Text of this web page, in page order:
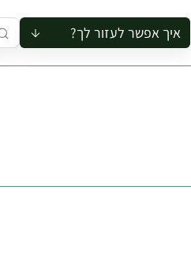
איך אפשר לעזור לך?
להזמין סיור לקבוצה
לתאם ביקור בצריף